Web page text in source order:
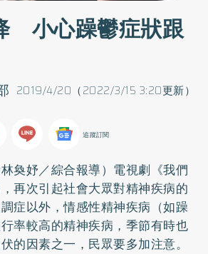
小心躁鬱症狀跟
2019/4/20（2022/3/15 3:20更新）
追蹤訂閱
林奐妤／綜合報導）電視劇《我們
再次引起社會大眾對精神疾病的
症以外，情感性精神疾病（如躁
率較高的精神疾病，季節有時也
的因素之一，民眾要多加注意。